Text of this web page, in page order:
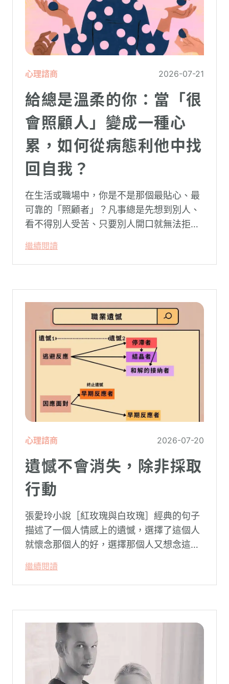
心理諮商 2026-07-21
給總是溫柔的你：當「很
會照顧人」變成一種心
累，如何從病態利他中找
回自我？
在生活或職場中，你是不是那個最貼心、最
可靠的「照顧者」？凡事總是先想到別人、
看不得別人受苦、只要別人開口就無法拒
常在夜深人靜時讓你感到莫名的心累與空
虛。
繼續閱讀
心理諮商 2026-07-20
遺憾不會消失，除非採取
行動
張愛玲小說［紅玫瑰與白玫瑰］經典的句子
描述了一個人情感上的遺憾，選擇了這個人
就懷念那個人的好，選擇那個人又想念這個
繼續閱讀